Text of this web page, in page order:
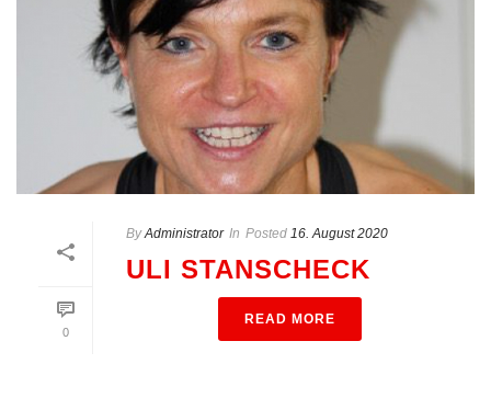
0
By Administrator In Posted 16. August 2020
ULI STANSCHECK
READ MORE